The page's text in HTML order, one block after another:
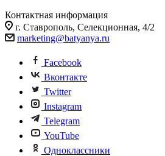
Контактная информация
г. Ставрополь, Селекционная, 4/2
marketing@batyanya.ru
Facebook
Вконтакте
Twitter
Instagram
Telegram
YouTube
Одноклассники